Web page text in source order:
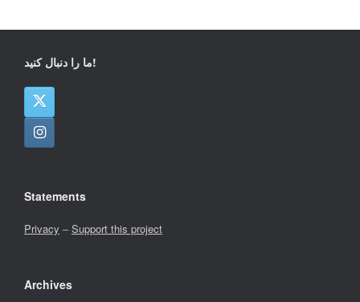
ما را دنبال کنید!
Statements
Privacy –Support this project
Archives